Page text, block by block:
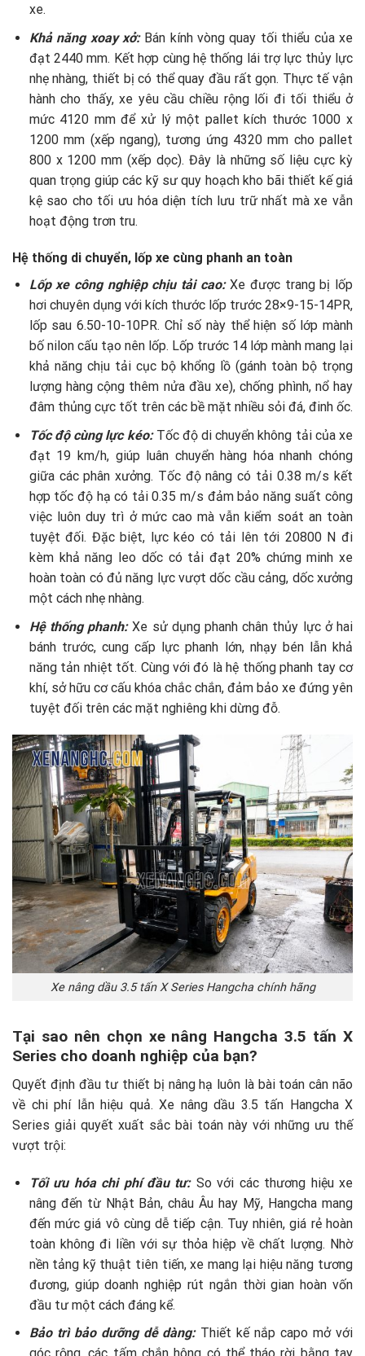
xe.
Khả năng xoay xở: Bán kính vòng quay tối thiểu của xe
đạt 2440 mm. Kết hợp cùng hệ thống lái trợ lực thủy lực
nhẹ nhàng, thiết bị có thể quay đầu rất gọn. Thực tế vận
hành cho thấy, xe yêu cầu chiều rộng lối đi tối thiểu ở
mức 4120 mm để xử lý một pallet kích thước 1000 x
1200 mm (xếp ngang), tương ứng 4320 mm cho pallet
800 x 1200 mm (xếp dọc). Đây là những số liệu cực kỳ
quan trọng giúp các kỹ sư quy hoạch kho bãi thiết kế giá
kệ sao cho tối ưu hóa diện tích lưu trữ nhất mà xe vẫn
hoạt động trơn tru.
Hệ thống di chuyển, lốp xe cùng phanh an toàn
Lốp xe công nghiệp chịu tải cao: Xe được trang bị lốp
hơi chuyên dụng với kích thước lốp trước 28×9-15-14PR,
lốp sau 6.50-10-10PR. Chỉ số này thể hiện số lớp mành
bố nilon cấu tạo nên lốp. Lốp trước 14 lớp mành mang lại
khả năng chịu tải cục bộ khổng lồ (gánh toàn bộ trọng
lượng hàng cộng thêm nửa đầu xe), chống phình, nổ hay
đâm thủng cực tốt trên các bề mặt nhiều sỏi đá, đinh ốc.
Tốc độ cùng lực kéo: Tốc độ di chuyển không tải của xe
đạt 19 km/h, giúp luân chuyển hàng hóa nhanh chóng
giữa các phân xưởng. Tốc độ nâng có tải 0.38 m/s kết
hợp tốc độ hạ có tải 0.35 m/s đảm bảo năng suất công
việc luôn duy trì ở mức cao mà vẫn kiểm soát an toàn
tuyệt đối. Đặc biệt, lực kéo có tải lên tới 20800 N đi
kèm khả năng leo dốc có tải đạt 20% chứng minh xe
hoàn toàn có đủ năng lực vượt dốc cầu cảng, dốc xưởng
một cách nhẹ nhàng.
Hệ thống phanh:Xe sử dụng phanh chân thủy lực ở hai
bánh trước, cung cấp lực phanh lớn, nhạy bén lẫn khả
năng tản nhiệt tốt. Cùng với đó là hệ thống phanh tay cơ
khí, sở hữu cơ cấu khóa chắc chắn, đảm bảo xe đứng yên
tuyệt đối trên các mặt nghiêng khi dừng đỗ.
Xe nâng dầu 3.5 tấn X Series Hangcha chính hãng
Tại sao nên chọn xe nâng Hangcha 3.5 tấn X
Series cho doanh nghiệp của bạn?
Quyết định đầu tư thiết bị nâng hạ luôn là bài toán cân não
về chi phí lẫn hiệu quả. Xe nâng dầu 3.5 tấn Hangcha X
Series giải quyết xuất sắc bài toán này với những ưu thế
vượt trội:
Tối ưu hóa chi phí đầu tư: So với các thương hiệu xe
nâng đến từ Nhật Bản, châu Âu hay Mỹ, Hangcha mang
đến mức giá vô cùng dễ tiếp cận. Tuy nhiên, giá rẻ hoàn
toàn không đi liền với sự thỏa hiệp về chất lượng. Nhờ
nền tảng kỹ thuật tiên tiến, xe mang lại hiệu năng tương
đương, giúp doanh nghiệp rút ngắn thời gian hoàn vốn
đầu tư một cách đáng kể.
Bảo trì bảo dưỡng dễ dàng:Thiết kế nắp capo mở với